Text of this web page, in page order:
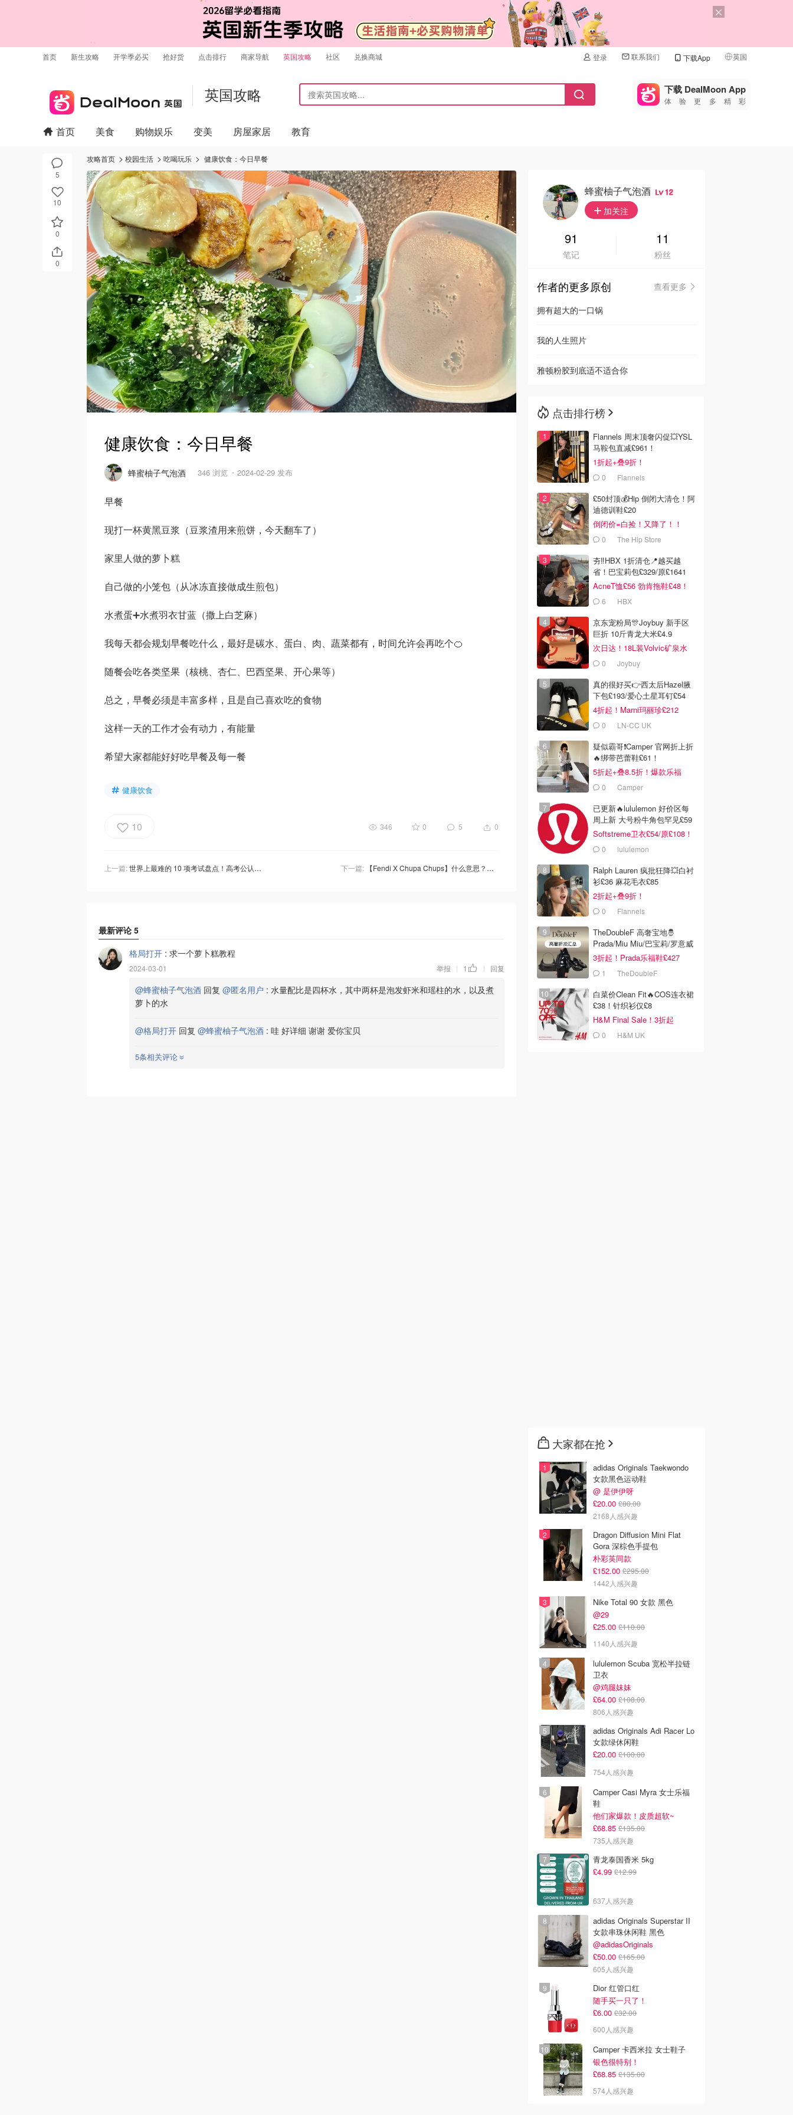
首页 新生攻略 开学季必买 抢好货 点击排行 商家导航 英国攻略 社区 兑换商城 登录 联系我们 下载App 英国
🇺🇸
🇨🇳 中国
🇩🇪
🇦🇺
🇳🇿新西兰
英国攻略 下载 DealMoon App
体验更多精彩
5
10
0
0
首页 美食 购物娱乐 变美 房屋家居 教育
攻略首页 校园生活 吃喝玩乐 健康饮食：今日早餐
健康饮食：今日早餐
蜂蜜柚子气泡酒 346 浏览 2024-02-29 发布
早餐
现打一杯黄黑豆浆（豆浆渣用来煎饼，今天翻车了）
家里人做的萝卜糕
自己做的小笼包（从冰冻直接做成生煎包）
水煮蛋➕水煮羽衣甘蓝（撒上白芝麻）
我每天都会规划早餐吃什么，最好是碳水、蛋白、肉、蔬菜都有，时间允许会再吃个🍊
随餐会吃各类坚果（核桃、杏仁、巴西坚果、开心果等）
总之，早餐必须是丰富多样，且是自己喜欢吃的食物
这样一天的工作才会有动力，有能量
希望大家都能好好吃早餐及每一餐
健康饮食
10 346 0 5 0
上一篇:世界上最难的 10 项考试盘点！高考公认为最难！！ 下一篇: 【Fendi X Chupa Chups】什么意思？起猛了！有钱人的棒棒糖都有专门的小包包了！
最新评论 5
格局打开 : 求一个萝卜糕教程
2024-03-01 举报 | 1 | 回复
@蜂蜜柚子气泡酒 回复 @匿名用户 : 水量配比是四杯水，其中两杯是泡发虾米和瑶柱的水，以及煮
萝卜的水
@格局打开 回复 @蜂蜜柚子气泡酒 : 哇 好详细 谢谢 爱你宝贝
5条相关评论
蜂蜜柚子气泡酒 12
加关注
91
笔记
11
粉丝
作者的更多原创
查看更多
拥有超大的一口锅
我的人生照片
雅顿粉胶到底适不适合你
点击排行榜
Flannels 周末顶奢闪促💥YSL
马鞍包直减£961！
1折起+叠9折！
0 Flannels
£50封顶💰Hip 倒闭大清仓！阿
迪德训鞋£20
倒闭价=白捡！又降了！！
0 The Hip Store
夯‼️HBX 1折清仓📍越买越
省！巴宝莉包£329/原£1641
AcneT恤£56 勃肯拖鞋£48！
6 HBX
京东宠粉局🎊Joybuy 新手区
巨折 10斤青龙大米£4.9
次日达！18L装Volvic矿泉水
£110 Joybuy
真的很好买👉西太后Hazel腋
下包£193/爱心土星耳钉£54
4折起！Marni玛丽珍£212
0 LN-CC UK
疑似霸哥❗️Camper 官网折上折
🔥绑带芭蕾鞋£61！
5折起+叠8.5折！爆款乐福
£68！
0 Camper
已更新🔥lululemon 好价区每
周上新 大号粉牛角包罕见£59
Softstreme卫衣£54/原£108！
0 lululemon
Ralph Lauren 疯批狂降💥白衬
衫£36 麻花毛衣£85
2折起+叠9折！
0 Flannels
TheDoubleF 高奢宝地🤴
Prada/Miu Miu/巴宝莉/罗意威
3折起！Prada乐福鞋£427
1 TheDoubleF
白菜价Clean Fit🔥COS连衣裙
£38！针织衫仅£8
H&M Final Sale！3折起
0 H&M UK
大家都在抢
adidas Originals Taekwondo
女款黑色运动鞋
@ 是伊伊呀
£20.00 £80.00
2168人感兴趣
Dragon Diffusion Mini Flat
Gora 深棕色手提包
朴彩英同款
£152.00 £295.00
1442人感兴趣
Nike Total 90 女款 黑色
@29
£25.00 £110.00
1140人感兴趣
lululemon Scuba 宽松半拉链
卫衣
@鸡腿妹妹
£64.00 £108.00
806人感兴趣
adidas Originals Adi Racer Lo
女款绿休闲鞋
£20.00 £100.00
754人感兴趣
Camper Casi Myra 女士乐福
鞋
他们家爆款！皮质超软~
£68.85 £135.00
735人感兴趣
青龙泰国香米 5kg
£4.99 £12.99
637人感兴趣
adidas Originals Superstar II
女款串珠休闲鞋 黑色
@adidasOriginals
£50.00 £165.00
605人感兴趣
Dior 红管口红
随手买一只了！
£6.00 £32.00
600人感兴趣
Camper 卡西米拉 女士鞋子
银色很特别！
£68.85 £135.00
574人感兴趣